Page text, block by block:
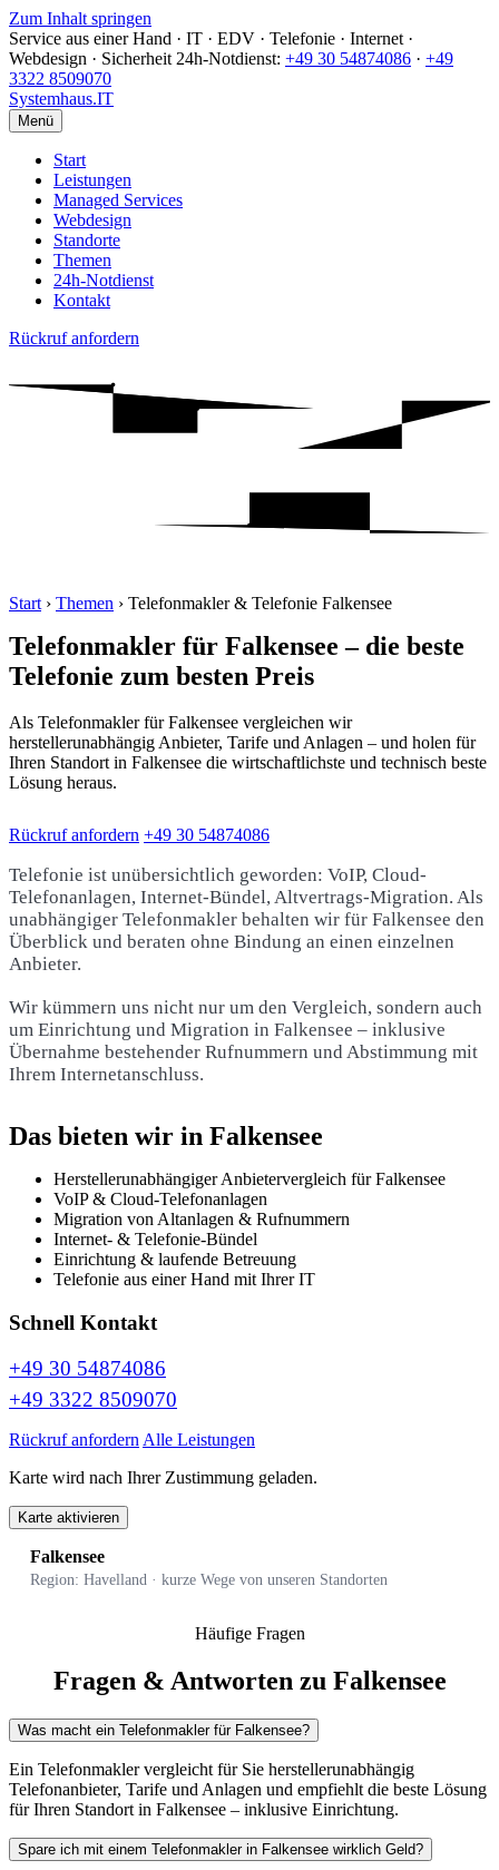
Zum Inhalt springen
Service aus einer Hand · IT · EDV · Telefonie · Internet ·
Webdesign · Sicherheit 24h-Notdienst: +49 30 54874086 · +49
3322 8509070
Systemhaus.IT
Menü
Start
Leistungen
Managed Services
Webdesign
Standorte
Themen
24h-Notdienst
Kontakt
Rückruf anfordern
Start › Themen › Telefonmakler & Telefonie Falkensee
Telefonmakler für Falkensee – die beste
Telefonie zum besten Preis
Als Telefonmakler für Falkensee vergleichen wir
herstellerunabhängig Anbieter, Tarife und Anlagen – und holen für
Ihren Standort in Falkensee die wirtschaftlichste und technisch beste
Lösung heraus.
Rückruf anfordern +49 30 54874086
Telefonie ist unübersichtlich geworden: VoIP, Cloud-
Telefonanlagen, Internet-Bündel, Altvertrags-Migration. Als
unabhängiger Telefonmakler behalten wir für Falkensee den
Überblick und beraten ohne Bindung an einen einzelnen
Anbieter.
Wir kümmern uns nicht nur um den Vergleich, sondern auch
um Einrichtung und Migration in Falkensee – inklusive
Übernahme bestehender Rufnummern und Abstimmung mit
Ihrem Internetanschluss.
Das bieten wir in Falkensee
Herstellerunabhängiger Anbietervergleich für Falkensee
VoIP & Cloud-Telefonanlagen
Migration von Altanlagen & Rufnummern
Internet- & Telefonie-Bündel
Einrichtung & laufende Betreuung
Telefonie aus einer Hand mit Ihrer IT
Schnell Kontakt
+49 30 54874086
+49 3322 8509070
Rückruf anfordern Alle Leistungen
Karte wird nach Ihrer Zustimmung geladen.
Karte aktivieren
Falkensee
Region: Havelland · kurze Wege von unseren Standorten
Häufige Fragen
Fragen & Antworten zu Falkensee
Was macht ein Telefonmakler für Falkensee?
Ein Telefonmakler vergleicht für Sie herstellerunabhängig
Telefonanbieter, Tarife und Anlagen und empfiehlt die beste Lösung
für Ihren Standort in Falkensee – inklusive Einrichtung.
Spare ich mit einem Telefonmakler in Falkensee wirklich Geld?